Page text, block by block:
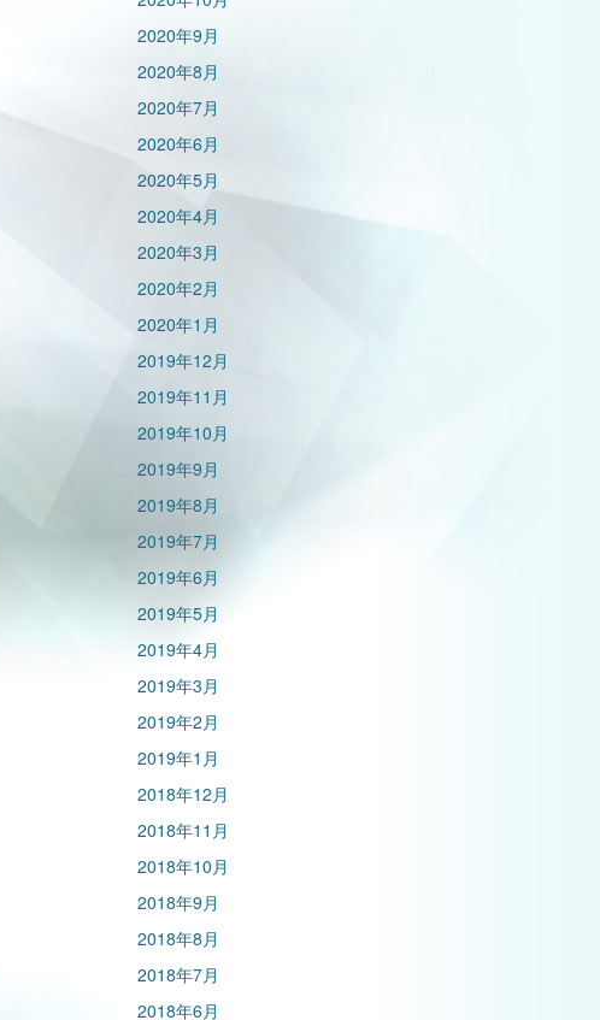
2020年9月
2020年8月
2020年7月
2020年6月
2020年5月
2020年4月
2020年3月
2020年2月
2020年1月
2019年12月
2019年11月
2019年10月
2019年9月
2019年8月
2019年7月
2019年6月
2019年5月
2019年4月
2019年3月
2019年2月
2019年1月
2018年12月
2018年11月
2018年10月
2018年9月
2018年8月
2018年7月
2018年6月